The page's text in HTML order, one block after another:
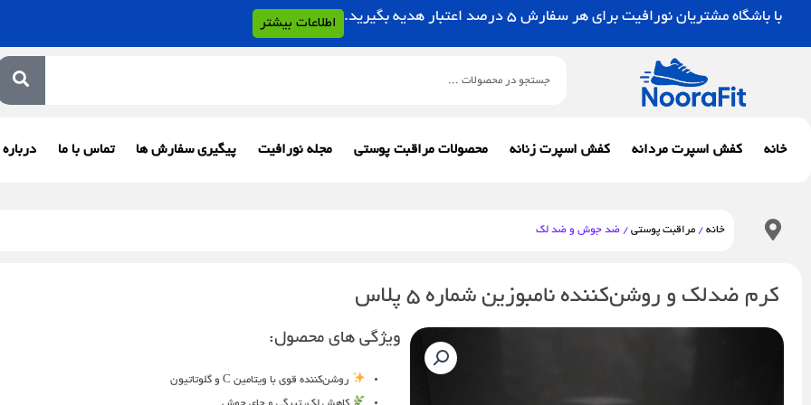
با باشگاه مشتریان نورافیت برای هر سفارش 5 درصد اعتبار هدیه بگیرید. اطلاعات بیشتر
خانه کفش اسپرت مردانه کفش اسپرت زنانه محصولات مراقبت پوستی مجله نورافیت پیگیری سفارش ها تماس با ما درباره
خانه / مراقبت پوستی / ضد جوش و ضد لک
کرم ضدلک و روشن‌کننده نامبوزین شماره ۵ پلاس
ویژگی های محصول:
روشن‌کننده قوی با ویتامین C و گلوتاتیون